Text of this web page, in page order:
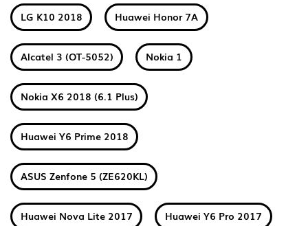
LG K10 2018 Huawei Honor 7A
Alcatel 3 (OT-5052) Nokia 1
Nokia X6 2018 (6.1 Plus)
Huawei Y6 Prime 2018
ASUS Zenfone 5 (ZE620KL)
Huawei Nova Lite 2017 Huawei Y6 Pro 2017